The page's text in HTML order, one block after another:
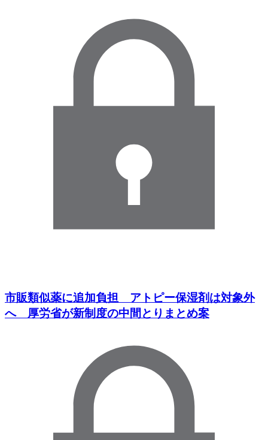
市販類似薬に追加負担 アトピー保湿剤は対象外
へ 厚労省が新制度の中間とりまとめ案